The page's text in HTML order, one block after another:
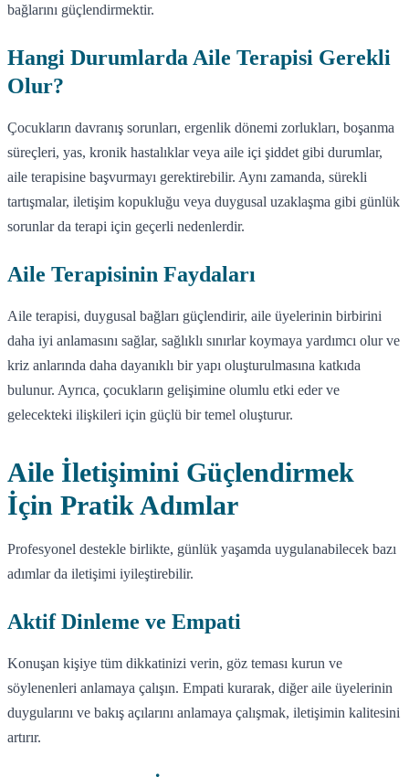
bağlarını güçlendirmektir.
Hangi Durumlarda Aile Terapisi Gerekli
Olur?
Çocukların davranış sorunları, ergenlik dönemi zorlukları, boşanma
süreçleri, yas, kronik hastalıklar veya aile içi şiddet gibi durumlar,
aile terapisine başvurmayı gerektirebilir. Aynı zamanda, sürekli
tartışmalar, iletişim kopukluğu veya duygusal uzaklaşma gibi günlük
sorunlar da terapi için geçerli nedenlerdir.
Aile Terapisinin Faydaları
Aile terapisi, duygusal bağları güçlendirir, aile üyelerinin birbirini
daha iyi anlamasını sağlar, sağlıklı sınırlar koymaya yardımcı olur ve
kriz anlarında daha dayanıklı bir yapı oluşturulmasına katkıda
bulunur. Ayrıca, çocukların gelişimine olumlu etki eder ve
gelecekteki ilişkileri için güçlü bir temel oluşturur.
Aile İletişimini Güçlendirmek
İçin Pratik Adımlar
Profesyonel destekle birlikte, günlük yaşamda uygulanabilecek bazı
adımlar da iletişimi iyileştirebilir.
Aktif Dinleme ve Empati
Konuşan kişiye tüm dikkatinizi verin, göz teması kurun ve
söylenenleri anlamaya çalışın. Empati kurarak, diğer aile üyelerinin
duygularını ve bakış açılarını anlamaya çalışmak, iletişimin kalitesini
artırır.